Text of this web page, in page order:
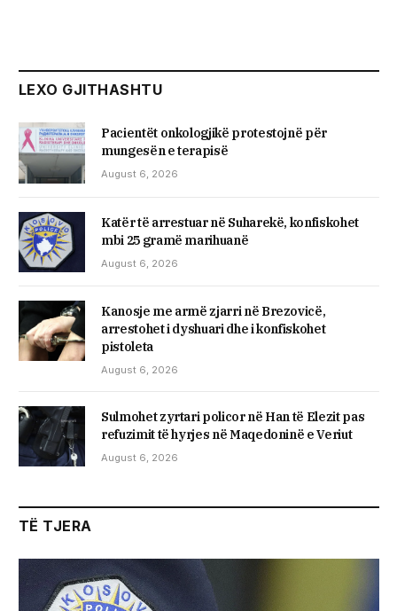
LEXO GJITHASHTU
Pacientët onkologjikë protestojnë për
mungesën e terapisë
August 6, 2026
Katër të arrestuar në Suharekë, konfiskohet
mbi 25 gramë marihuanë
August 6, 2026
Kanosje me armë zjarri në Brezovicë,
arrestohet i dyshuari dhe i konfiskohet
pistoleta
August 6, 2026
Sulmohet zyrtari policor në Han të Elezit pas
refuzimit të hyrjes në Maqedoninë e Veriut
August 6, 2026
TË TJERA